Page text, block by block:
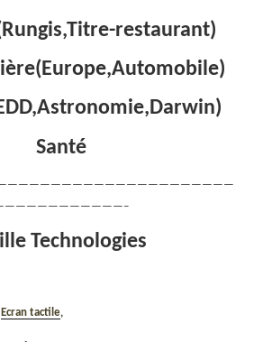
restaurant)
Santé
Technologies
Ecran tactile,